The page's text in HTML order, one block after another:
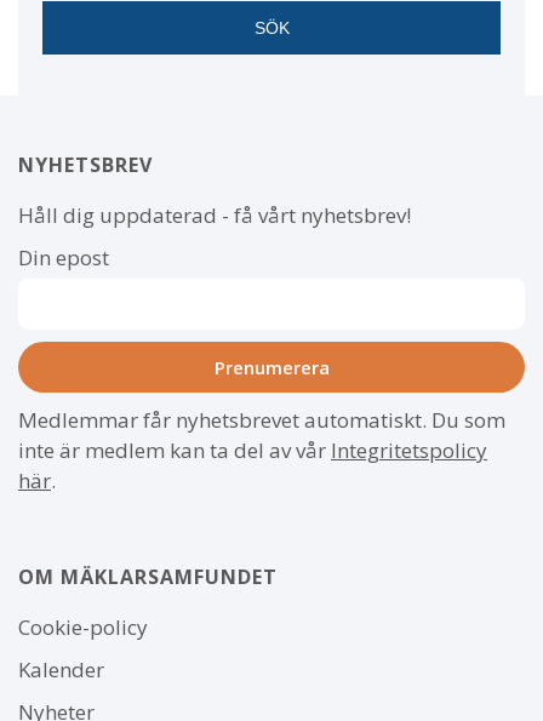
NYHETSBREV
Håll dig uppdaterad - få vårt nyhetsbrev!
Din epost
Medlemmar får nyhetsbrevet automatiskt. Du som
inte är medlem kan ta del av vår Integritetspolicy
här.
OM MÄKLARSAMFUNDET
Om
webbplatsen
Cookie-policy
Kalender
Nyheter